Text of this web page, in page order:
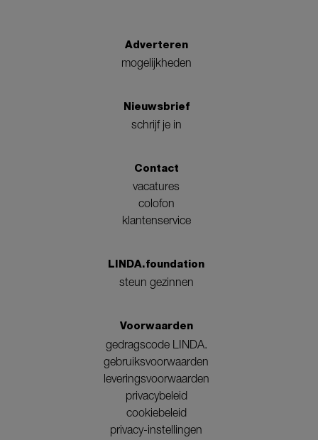
Adverteren
mogelijkheden
Nieuwsbrief
schrijf je in
Contact
vacatures
colofon
klantenservice
LINDA.foundation
steun gezinnen
Voorwaarden
gedragscode LINDA.
gebruiksvoorwaarden
leveringsvoorwaarden
privacybeleid
cookiebeleid
privacy-instellingen